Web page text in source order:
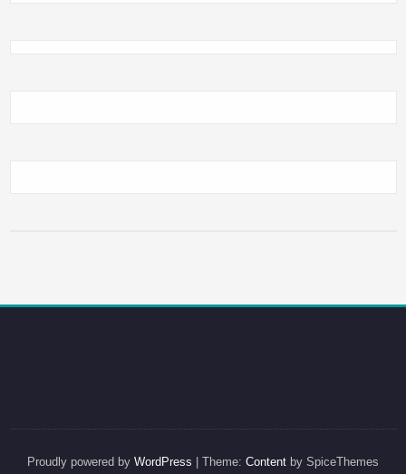
Proudly powered by WordPress | Theme: Content by SpiceThemes